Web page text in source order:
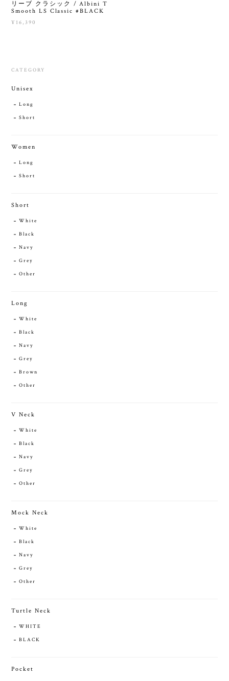
リーブ クラシック / Albini T
Smooth LS Classic #BLACK
¥16,390
CATEGORY
Unisex
Long
Short
Women
Long
Short
Short
White
Black
Navy
Grey
Other
Long
White
Black
Navy
Grey
Brown
Other
V Neck
White
Black
Navy
Grey
Other
Mock Neck
White
Black
Navy
Grey
Other
Turtle Neck
WHITE
BLACK
Pocket